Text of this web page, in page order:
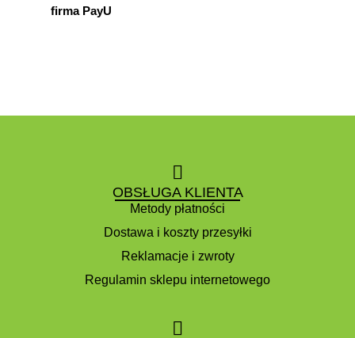
firma PayU
OBSŁUGA KLIENTA
Metody płatności
Dostawa i koszty przesyłki
Reklamacje i zwroty
Regulamin sklepu internetowego